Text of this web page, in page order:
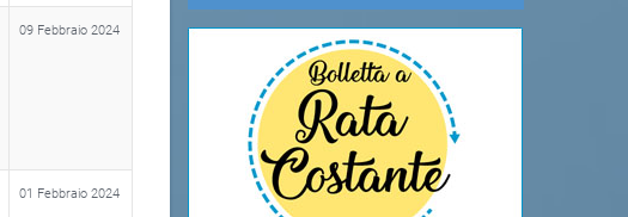
09 Febbraio 2024
01 Febbraio 2024